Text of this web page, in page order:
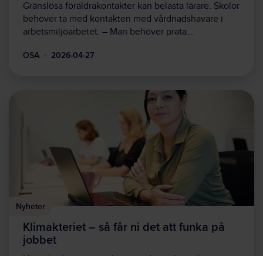
Gränslösa föräldrakontakter kan belasta lärare. Skolor
behöver ta med kontakten med vårdnadshavare i
arbetsmiljöarbetet. – Man behöver prata…
OSA 2026-04-27
Nyheter
Klimakteriet – så får ni det att funka på
jobbet